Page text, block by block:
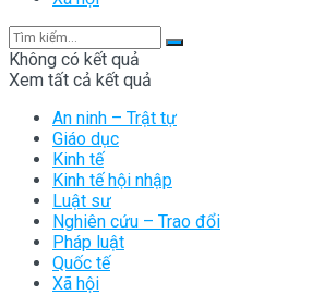
Không có kết quả
Xem tất cả kết quả
An ninh – Trật tự
Giáo dục
Kinh tế
Kinh tế hội nhập
Luật sư
Nghiên cứu – Trao đổi
Pháp luật
Quốc tế
Xã hội